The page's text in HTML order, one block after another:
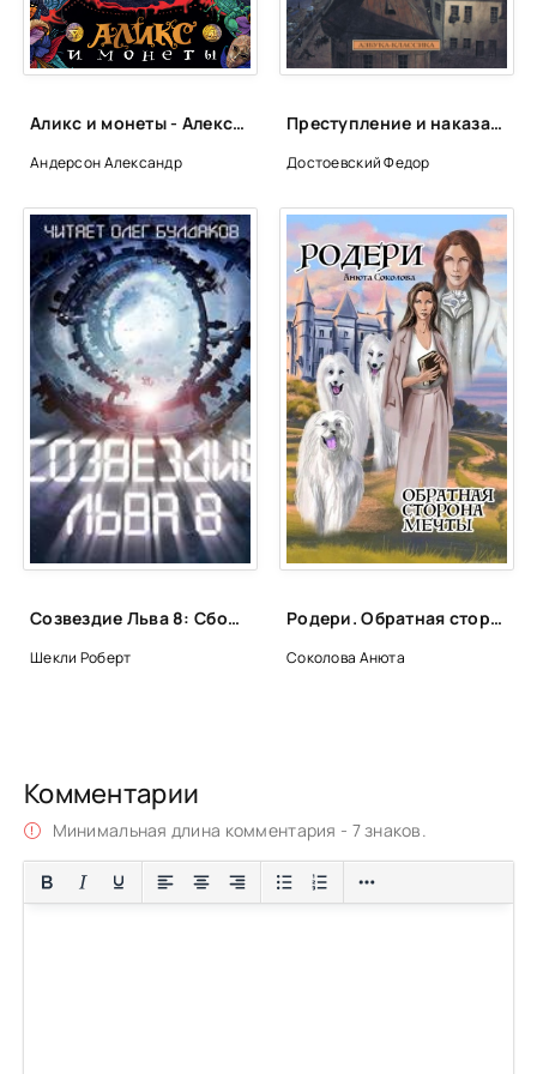
0038
0039
0043
0044
0045
0046
0047
0048
0049
0050
0051
0052
0058
0059
0060
Аликс и монеты - Александр Андерсон
Андерсон Александр
Преступление и наказание - Федор Достоевский
Достоевский Федор
Созвездие Льва 8: Сборник фантастических рассказов
Шекли Роберт
Родери. Обратная сторона мечты - Анюта Соколова
Соколова Анюта
Комментарии
Минимальная длина комментария - 7 знаков.